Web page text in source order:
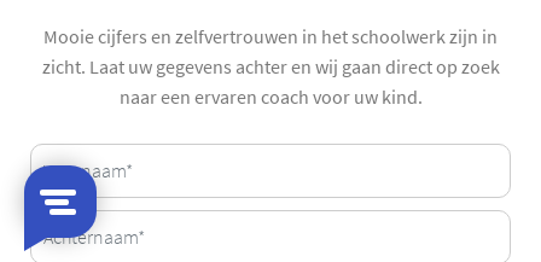
Mooie cijfers en zelfvertrouwen in het schoolwerk zijn in
zicht. Laat uw gegevens achter en wij gaan direct op zoek
naar een ervaren coach voor uw kind.